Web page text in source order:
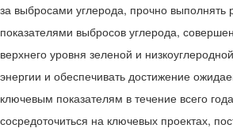
за выбросами углерода, прочно выполнять
показателями выбросов углерода,
верхнего уровня зеленой и
энергии и обеспечивать достижение
ключевым показателям в течение всего
сосредоточиться на ключевых проектах,